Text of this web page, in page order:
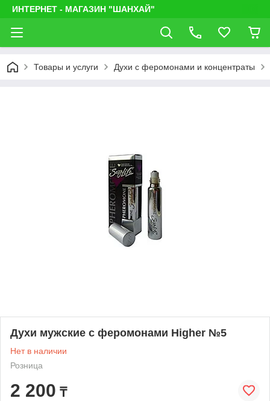
ИНТЕРНЕТ - МАГАЗИН "ШАНХАЙ"
Товары и услуги Духи с феромонами и концентраты
Духи мужские с феромонами Higher №5
Нет в наличии
Розница
2 200 ₸